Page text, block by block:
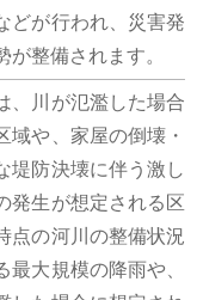
どが行われ、災害発
整備されます。
、川が氾濫した場合
域や、家屋の倒壊・
堤防決壊に伴う激し
発生が想定される区
点の河川の整備状況
最大規模の降雨や、